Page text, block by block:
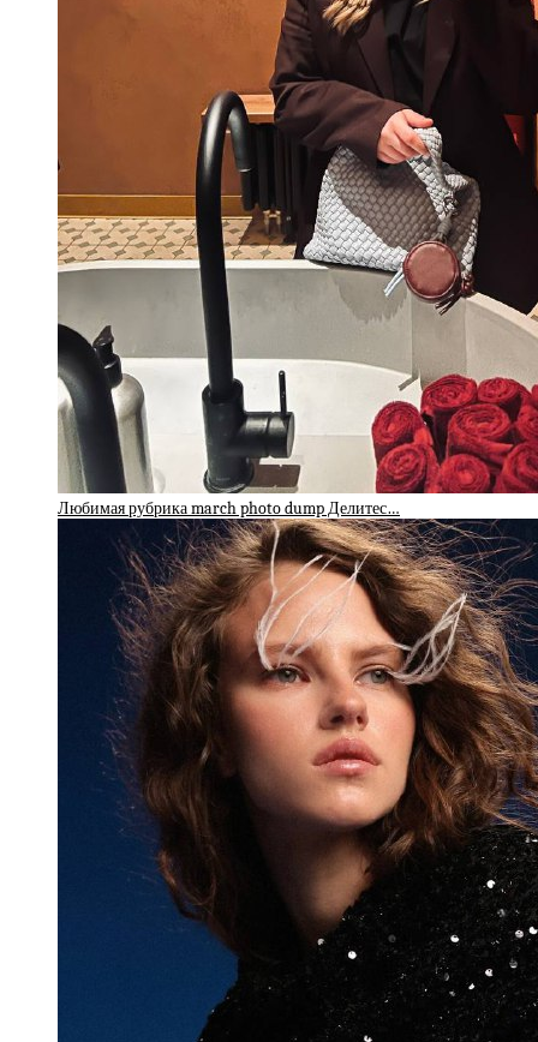
Любимая рубрика march photo dump Делитес…